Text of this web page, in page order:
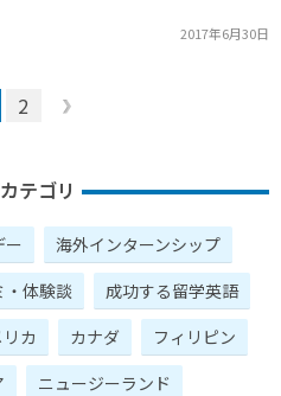
2017年6月30日
2
テゴリ
ー
海外インターンシップ
・体験談
成功する留学英語
カ カナダ
フィリピン
ニュージーランド